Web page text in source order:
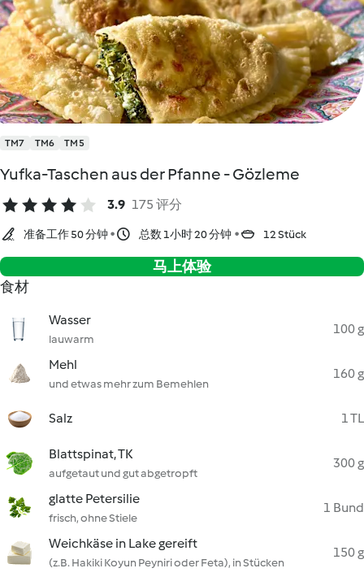
TM7 TM6 TM5
Yufka-Taschen aus der Pfanne - Gözleme
3.9 175 评分
准备工作 50 分钟 总数 1小时 20 分钟 12 Stück
马上体验
食材
Wasser
lauwarm
100 g
Mehl
und etwas mehr zum Bemehlen
160 g
Salz 1 TL
Blattspinat, TK
aufgetaut und gut abgetropft
300 g
glatte Petersilie
frisch, ohne Stiele
1 Bund
Weichkäse in Lake gereift
(z.B. Hakiki Koyun Peyniri oder Feta), in Stücken
150 g